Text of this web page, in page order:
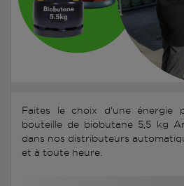
Faites le choix d'une énergie
bouteille de biobutane 5,5 kg
dans nos distributeurs
et à toute heure.